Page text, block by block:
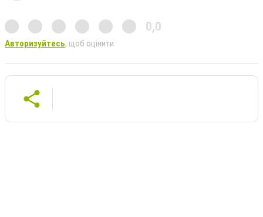
0,0
Авторизуйтесь, щоб оцінити